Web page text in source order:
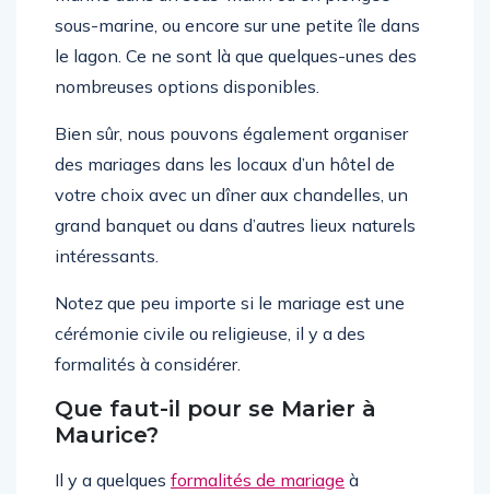
sous-marine, ou encore sur une petite île dans
le lagon. Ce ne sont là que quelques-unes des
nombreuses options disponibles.
Bien sûr, nous pouvons également organiser
des mariages dans les locaux d’un hôtel de
votre choix avec un dîner aux chandelles, un
grand banquet ou dans d’autres lieux naturels
intéressants.
Notez que peu importe si le mariage est une
cérémonie civile ou religieuse, il y a des
formalités à considérer.
Que faut-il pour se Marier à
Maurice?
Il y a quelques formalités de mariage à